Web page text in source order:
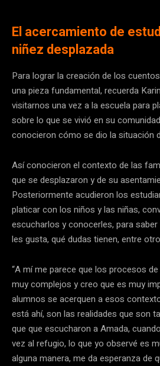
El acercamiento de
niñez desplazada
Para lograr la creación de los
una pieza fundamental, recuerda
visitarnos una vez a la escuela para
sobre lo que se vivió en su
conocieron cómo se dio la situación
Así conocieron el contexto de las
que se desplazaron y de su
Posteriormente acudieron los
platicar con los niños y las niñas,
escucharlos y conocerles, para
les gusta, qué dudas tienen, entre
“A mí me parece que los procesos
muy complejos y creo que es muy
alumnos se acerquen a esos
está ahí, son las realidades que son
que que escucharon a Amada,
vez al refugio, lo que yo observé es
alguna manera, me da esperanza de